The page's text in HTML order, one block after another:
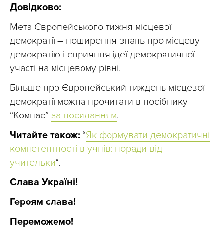
Довідково:
Мета Європейського тижня місцевої
демократії – поширення знань про місцеву
демократію і сприяння ідеї демократичної
участі на місцевому рівні.
Більше про Європейський тиждень місцевої
демократії можна прочитати в посібнику
“Компас” за посиланням.
Читайте також: “Як формувати демократичні
компетентності в учнів: поради від
учительки“.
Слава Україні!
Героям слава!
Переможемо!